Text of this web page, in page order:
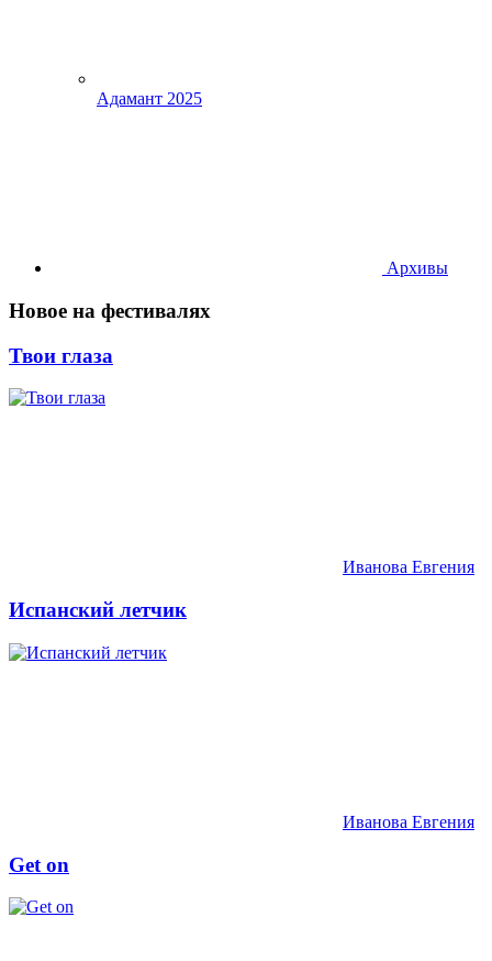
Адамант 2025
Архивы
Новое на фестивалях
Твои глаза
Иванова Евгения
Испанский летчик
Иванова Евгения
Get on